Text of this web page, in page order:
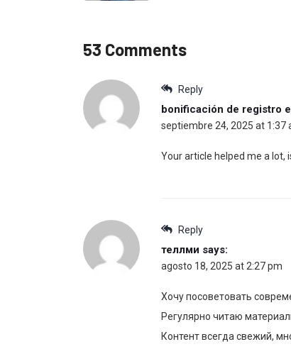
53 Comments
Reply
bonificación de registro
septiembre 24, 2025 at 1:37
Your article helped me a lot,
Reply
теллми says:
agosto 18, 2025 at 2:27 pm
Хочу посоветовать
Регулярно читаю
Контент всегда свежий,